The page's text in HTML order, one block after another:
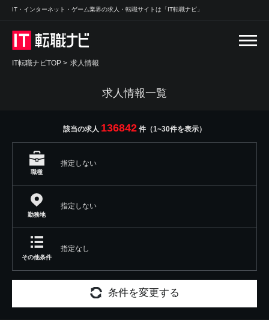
IT・インターネット・ゲーム業界の求人・転職サイトは「IT転職ナビ」
IT転職ナビTOP > 求人情報
求人情報一覧
該当の求人 136842 件（1~30件を表示）
職種
指定しない
勤務地
指定しない
その他条件
指定なし
条件を変更する